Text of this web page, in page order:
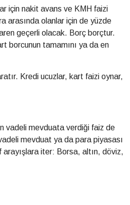
için nakit avans ve KMH faizi
arasında olanlar için de yüzde
geçerli olacak. Borç borçtur.
borcunun tamamını ya da en
Kredi ucuzlar, kart faizi oynar,
vadeli mevduata verdiği faiz de
mevduat ya da para piyasası
arayışlara iter: Borsa, altın, döviz,